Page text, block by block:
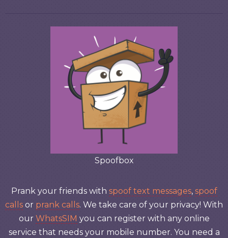
Spoofbox
Prank your friends with spoof text messages, spoof
calls or prank calls. We take care of your privacy! With
our WhatsSIM you can register with any online
service that needs your mobile number. You need a